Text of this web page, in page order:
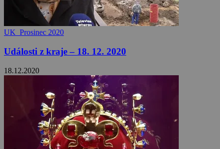
UK_Prosinec 2020
Události z kraje – 18. 12. 2020
18.12.2020